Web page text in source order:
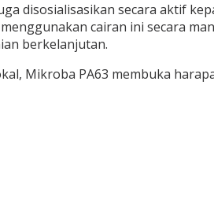
disosialisasikan secara aktif
cairan ini secara
berkelanjutan.
Mikroba PA63 membuka